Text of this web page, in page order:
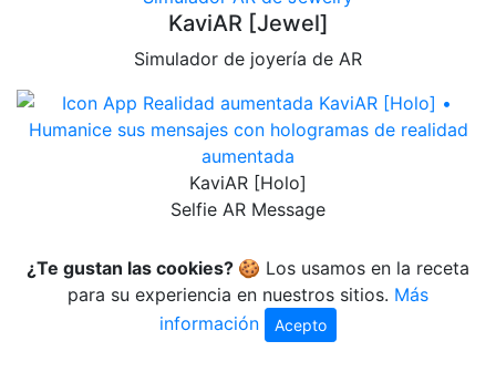
KaviAR [Jewel]
Simulador de joyería de AR
KaviAR [Holo]
Selfie AR Message
¿Te gustan las cookies? 🍪 Los usamos en la receta
para su experiencia en nuestros sitios. Más
información
Acepto